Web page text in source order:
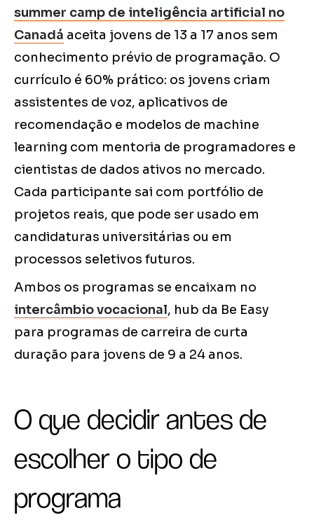
summer camp de inteligência artificial no
Canadá aceita jovens de 13 a 17 anos sem
conhecimento prévio de programação. O
currículo é 60% prático: os jovens criam
assistentes de voz, aplicativos de
recomendação e modelos de machine
learning com mentoria de programadores e
cientistas de dados ativos no mercado.
Cada participante sai com portfólio de
projetos reais, que pode ser usado em
candidaturas universitárias ou em
processos seletivos futuros.
Ambos os programas se encaixam no
intercâmbio vocacional, hub da Be Easy
para programas de carreira de curta
duração para jovens de 9 a 24 anos.
O que decidir antes de
escolher o tipo de
programa